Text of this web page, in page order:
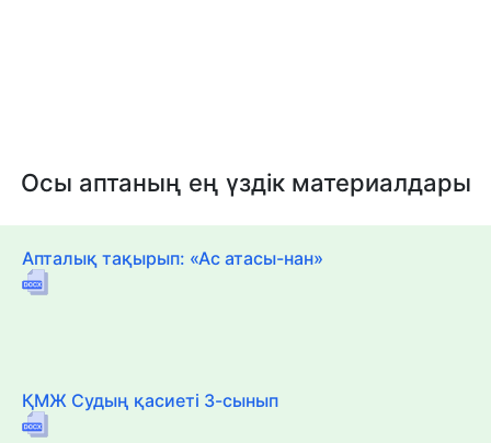
Осы аптаның ең үздік материалдары
Апталық тақырып: «Ас атасы-нан»
ҚМЖ Судың қасиеті 3-сынып